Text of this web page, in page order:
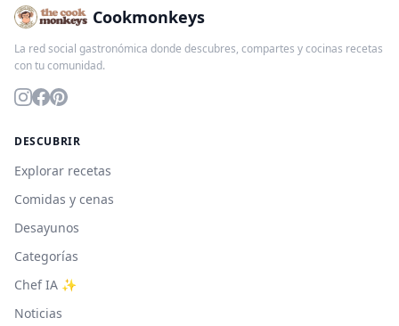
Cookmonkeys
La red social gastronómica donde descubres, compartes y cocinas recetas
con tu comunidad.
DESCUBRIR
Explorar recetas
Comidas y cenas
Desayunos
Categorías
Chef IA ✨
Noticias